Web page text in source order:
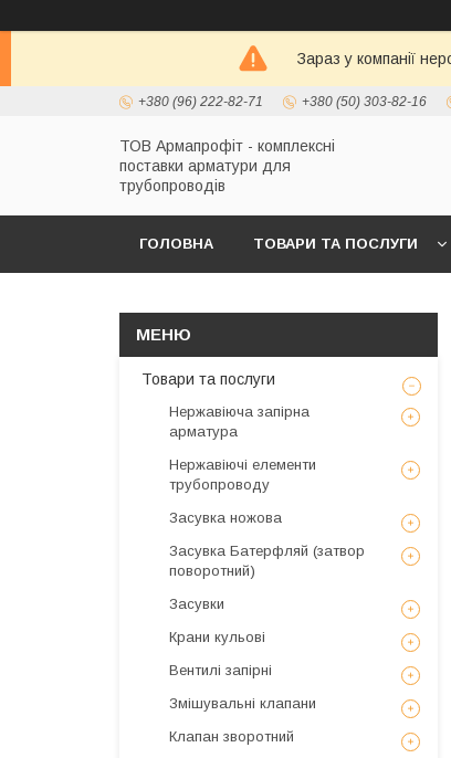
Зараз у компанії
+380 (96) 222-82-71 +380 (50) 303-82-16
ТОВ Армапрофіт - комплексні
поставки арматури для
трубопроводів
ГОЛОВНА ТОВАРИ ТА ПОСЛУГИ
Товари та послуги
Нержавіюча запірна
арматура
Нержавіючі елементи
трубопроводу
Засувка ножова
Засувка Батерфляй (затвор
поворотний)
Засувки
Крани кульові
Вентилі запірні
Змішувальні клапани
Клапан зворотний